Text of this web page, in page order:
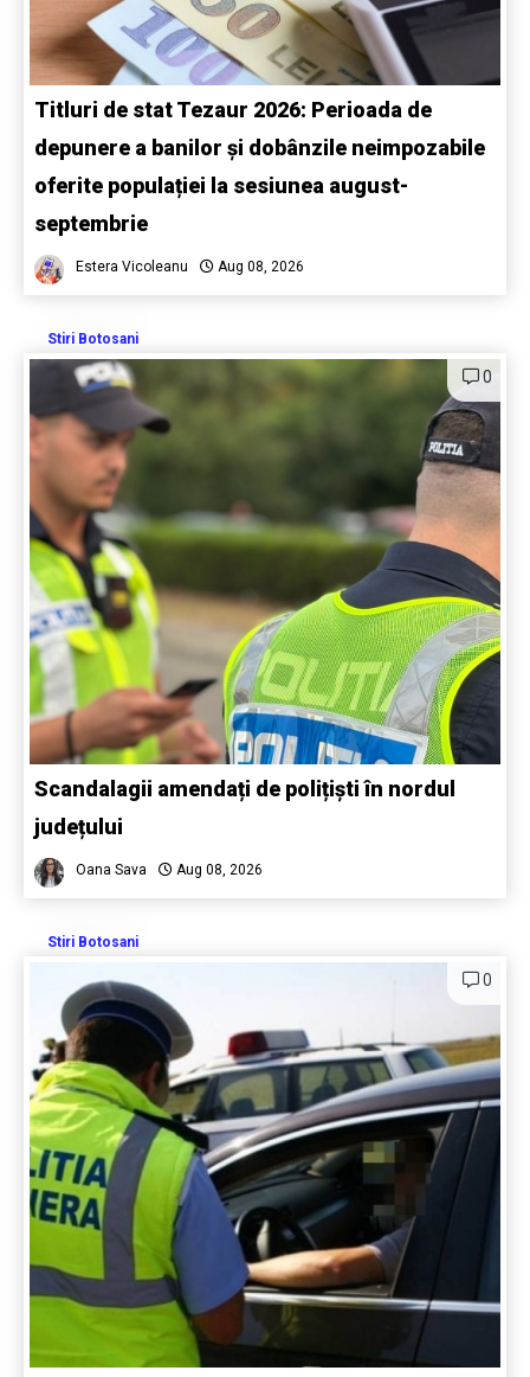
Titluri de stat Tezaur 2026: Perioada de
depunere a banilor și dobânzile neimpozabile
oferite populației la sesiunea august-
septembrie
Estera Vicoleanu Aug 08, 2026
Stiri Botosani
0
Scandalagii amendați de polițiști în nordul
județului
Oana Sava Aug 08, 2026
Stiri Botosani
0